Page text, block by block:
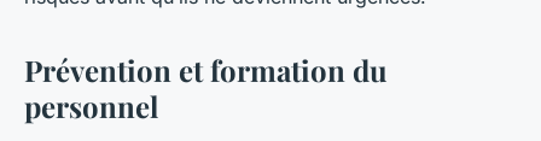
Prévention et formation du
personnel